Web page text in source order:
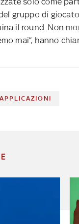
gruppo di
il round. Non
mai”, hanno
APPLICAZIONI